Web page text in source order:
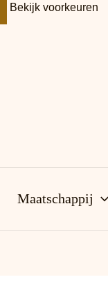
Bekijk voorkeuren
Maatschappij